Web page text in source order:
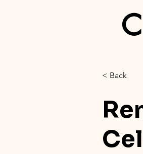
< Back